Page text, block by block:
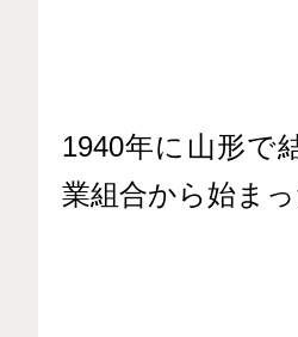
1940年に山形で
業組合から始ま